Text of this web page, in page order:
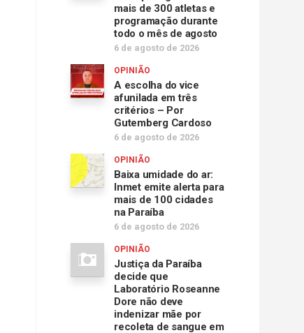
mais de 300 atletas e
programação durante
todo o mês de agosto
6 de agosto de 2026
OPINIÃO
A escolha do vice
afunilada em três
critérios – Por
Gutemberg Cardoso
6 de agosto de 2026
OPINIÃO
Baixa umidade do ar:
Inmet emite alerta para
mais de 100 cidades
na Paraíba
6 de agosto de 2026
OPINIÃO
Justiça da Paraíba
decide que
Laboratório Roseanne
Dore não deve
indenizar mãe por
recoleta de sangue em